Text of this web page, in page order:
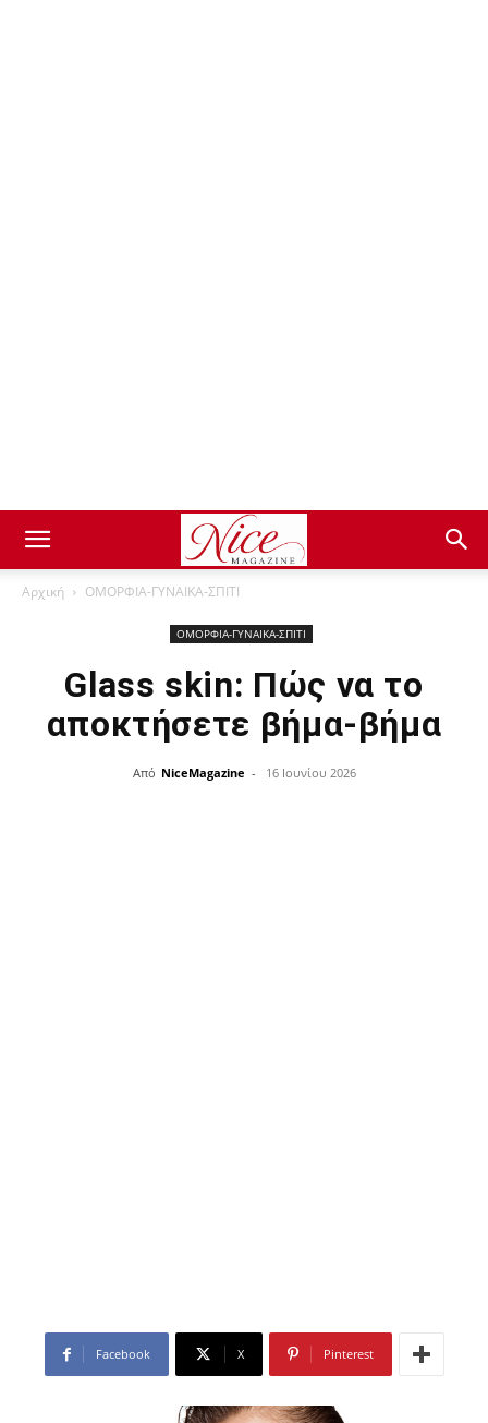
Αρχική ΟΜΟΡΦΙΑ-ΓΥΝΑΙΚΑ-ΣΠΙΤΙ
ΟΜΟΡΦΙΑ-ΓΥΝΑΙΚΑ-ΣΠΙΤΙ
Glass skin: Πώς να το
αποκτήσετε βήμα-βήμα
Από NiceMagazine - 16 Ιουνίου 2026
Facebook X Pinterest